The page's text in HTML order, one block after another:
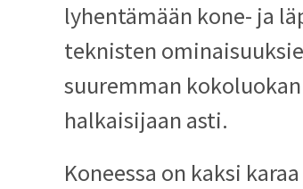
lyhentämään kone- ja
teknisten
suuremman
halkaisijaan asti.
Koneessa on kaksi